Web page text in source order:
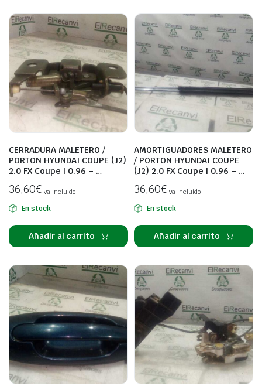
CERRADURA MALETERO /
PORTON HYUNDAI COUPE (J2)
2.0 FX Coupe | 0.96 – …
36,60€Iva incluido
En stock
Añadir al carrito
AMORTIGUADORES MALETERO
/ PORTON HYUNDAI COUPE
(J2) 2.0 FX Coupe | 0.96 – …
36,60€Iva incluido
En stock
Añadir al carrito